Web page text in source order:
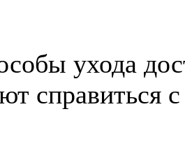
ухода
справиться